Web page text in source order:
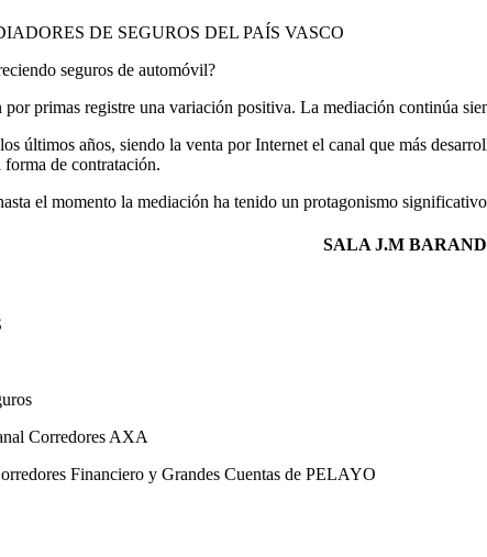
DE SEGUROS DEL PAÍS VASCO
seguros de automóvil?
primas registre una variación positiva. La mediación continúa
últimos años, siendo la venta por Internet el canal que más
forma de contratación.
el momento la mediación ha tenido un protagonismo
SALA J.M
Corredores AXA
Financiero y Grandes Cuentas de PELAYO